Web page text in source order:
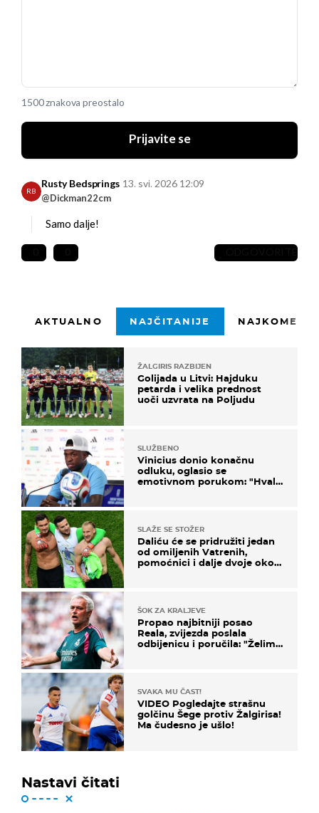
1500 znakova preostalo
Prijavite se
RB
Rusty Bedsprings
@Dickman22cm
13. svi. 2026 12:09
Samo dalje!
AKTUALNO NAJČITANIJE
ŽALGIRIS RAZBIJEN
Golijada u Litvi: Hajduku
petarda i velika prednost
uoči uzvrata na Poljudu
SLUŽBENO
Vinicius donio konačnu
odluku, oglasio se
emotivnom porukom: "Hvala
SLAŽE SE STOŽER
Daliću će se pridružiti jedan
od omiljenih Vatrenih,
pomoćnici i dalje dvoje oko
ŠOK ZA KRALJEVE
Propao najbitniji posao
Reala, zvijezda poslala
odbijenicu i poručila: "Želim
SVAKA MU ČAST!
VIDEO Pogledajte strašnu
golčinu Šege protiv Žalgirisa!
Ma čudesno je ušlo!
Nastavi čitati